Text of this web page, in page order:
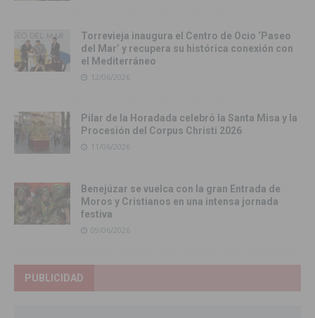
Torrevieja inaugura el Centro de Ocio ‘Paseo
del Mar’ y recupera su histórica conexión con
el Mediterráneo
12/06/2026
Pilar de la Horadada celebró la Santa Misa y la
Procesión del Corpus Christi 2026
11/06/2026
Benejúzar se vuelca con la gran Entrada de
Moros y Cristianos en una intensa jornada
festiva
09/06/2026
PUBLICIDAD